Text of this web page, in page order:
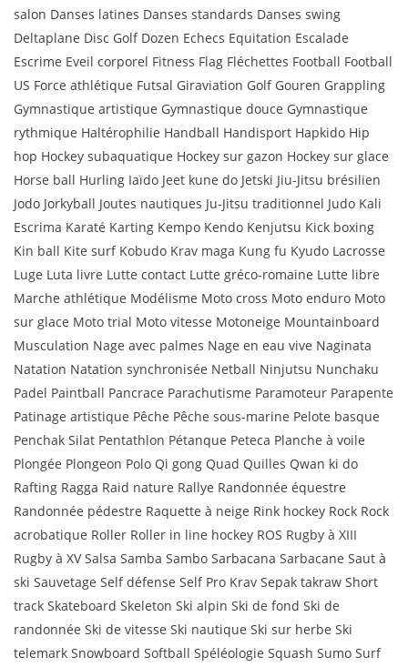
salon Danses latines Danses standards Danses swing
Deltaplane Disc Golf Dozen Echecs Equitation Escalade
Escrime Eveil corporel Fitness Flag Fléchettes Football Football
US Force athlétique Futsal Giraviation Golf Gouren Grappling
Gymnastique artistique Gymnastique douce Gymnastique
rythmique Haltérophilie Handball Handisport Hapkido Hip
hop Hockey subaquatique Hockey sur gazon Hockey sur glace
Horse ball Hurling Iaïdo Jeet kune do Jetski Jiu-Jitsu brésilien
Jodo Jorkyball Joutes nautiques Ju-Jitsu traditionnel Judo Kali
Escrima Karaté Karting Kempo Kendo Kenjutsu Kick boxing
Kin ball Kite surf Kobudo Krav maga Kung fu Kyudo Lacrosse
Luge Luta livre Lutte contact Lutte gréco-romaine Lutte libre
Marche athlétique Modélisme Moto cross Moto enduro Moto
sur glace Moto trial Moto vitesse Motoneige Mountainboard
Musculation Nage avec palmes Nage en eau vive Naginata
Natation Natation synchronisée Netball Ninjutsu Nunchaku
Padel Paintball Pancrace Parachutisme Paramoteur Parapente
Patinage artistique Pêche Pêche sous-marine Pelote basque
Penchak Silat Pentathlon Pétanque Peteca Planche à voile
Plongée Plongeon Polo Qi gong Quad Quilles Qwan ki do
Rafting Ragga Raid nature Rallye Randonnée équestre
Randonnée pédestre Raquette à neige Rink hockey Rock Rock
acrobatique Roller Roller in line hockey ROS Rugby à XIII
Rugby à XV Salsa Samba Sambo Sarbacana Sarbacane Saut à
ski Sauvetage Self défense Self Pro Krav Sepak takraw Short
track Skateboard Skeleton Ski alpin Ski de fond Ski de
randonnée Ski de vitesse Ski nautique Ski sur herbe Ski
telemark Snowboard Softball Spéléologie Squash Sumo Surf